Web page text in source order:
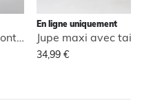
Blouse sans manches à col montant
En ligne uniquement
Jupe maxi avec
34,99 €